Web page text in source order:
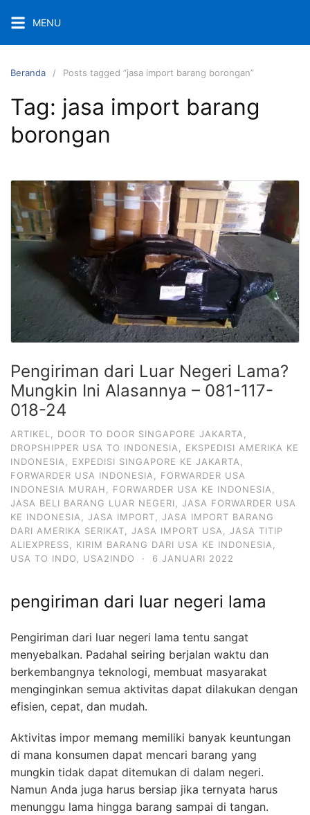
ke
konten
MENU
Beranda Posts tagged “jasa import barang borongan”
Tag: jasa import barang
borongan
Pengiriman dari Luar Negeri Lama?
Mungkin Ini Alasannya – 081-117-
018-24
ARTIKEL DOOR TO DOOR SINGAPORE JAKARTA
DROPSHIPPER USA TO INDONESIA
EKSPEDISI AMERIKA KE
INDONESIA
EXPEDISI SINGAPORE KE JAKARTA
FORWARDER USA INDONESIA
FORWARDER USA
INDONESIA MURAH
FORWARDER USA KE INDONESIA
JASA BELI BARANG LUAR NEGERI
JASA FORWARDER USA
KE INDONESIA
JASA IMPORT
JASA IMPORT BARANG
DARI AMERIKA SERIKAT
JASA IMPORT USA
JASA TITIP
ALIEXPRESS
KIRIM BARANG DARI USA KE INDONESIA
USA TO INDO
USA2INDO · 6 JANUARI 2022
pengiriman dari luar negeri lama
Pengiriman dari luar negeri lama tentu sangat
menyebalkan. Padahal seiring berjalan waktu dan
berkembangnya teknologi, membuat masyarakat
menginginkan semua aktivitas dapat dilakukan dengan
efisien, cepat, dan mudah.
Aktivitas impor memang memiliki banyak keuntungan
di mana konsumen dapat mencari barang yang
mungkin tidak dapat ditemukan di dalam negeri.
Namun Anda juga harus bersiap jika ternyata harus
menunggu lama hingga barang sampai di tangan.